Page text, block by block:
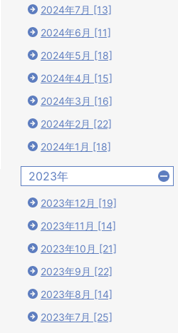
2024年7月 [13]
2024年6月 [11]
2024年5月 [18]
2024年4月 [15]
2024年3月 [16]
2024年2月 [22]
2024年1月 [18]
2023年
2023年12月 [19]
2023年11月 [14]
2023年10月 [21]
2023年9月 [22]
2023年8月 [14]
2023年7月 [25]